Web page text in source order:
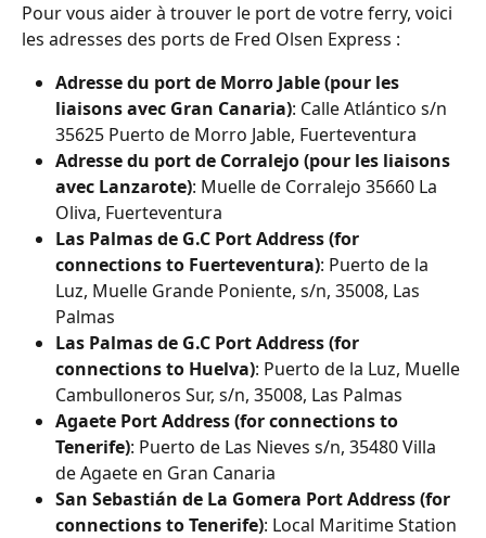
Pour vous aider à trouver le port de votre ferry, voici
les adresses des ports de Fred Olsen Express :
Adresse du port de Morro Jable (pour les
liaisons avec Gran Canaria): Calle Atlántico s/n
35625 Puerto de Morro Jable, Fuerteventura
Adresse du port de Corralejo (pour les liaisons
avec Lanzarote): Muelle de Corralejo 35660 La
Oliva, Fuerteventura
Las Palmas de G.C Port Address (for
connections to Fuerteventura): Puerto de la
Luz, Muelle Grande Poniente, s/n, 35008, Las
Palmas
Las Palmas de G.C Port Address (for
connections to Huelva): Puerto de la Luz, Muelle
Cambulloneros Sur, s/n, 35008, Las Palmas
Agaete Port Address (for connections to
Tenerife): Puerto de Las Nieves s/n, 35480 Villa
de Agaete en Gran Canaria
San Sebastián de La Gomera Port Address (for
connections to Tenerife): Local Maritime Station